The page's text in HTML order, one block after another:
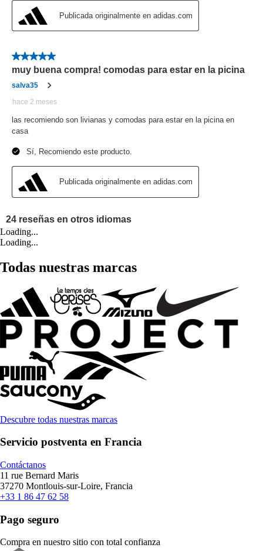
Loading...
Loading...
Todas nuestras marcas
Descubre todas nuestras marcas
Servicio postventa en Francia
Contáctanos
11 rue Bernard Maris
37270 Montlouis-sur-Loire, Francia
+33 1 86 47 62 58
Pago seguro
Compra en nuestro sitio con total confianza